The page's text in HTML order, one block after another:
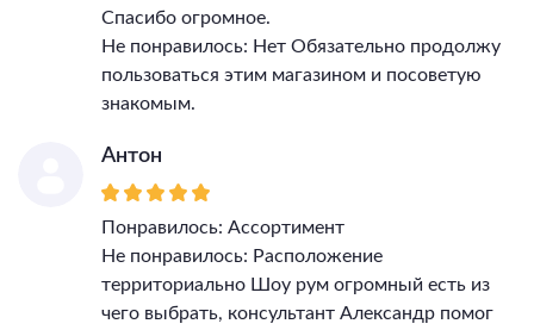
Спасибо огромное.
Не понравилось: Нет Обязательно продолжу
пользоваться этим магазином и посоветую
знакомым.
Антон
Понравилось: Ассортимент
Не понравилось: Расположение
территориально Шоу рум огромный есть из
чего выбрать, консультант Александр помог